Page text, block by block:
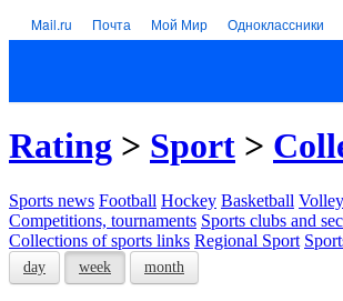
Mail.ru Почта Мой Мир Одноклассники
Rating > Sport >
Sports news Football Hockey Basketball
Competitions, tournaments Sports clubs and
Collections of sports links Regional Sport
day week month